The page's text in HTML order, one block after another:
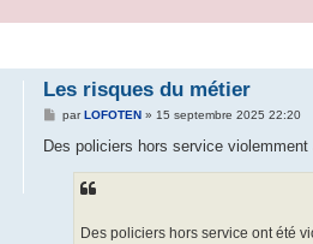
Les risques du métier
M
s
parLOFOTEN» 15 septembre 2025 22:20
Des policiers hors service
Des policiers hors service ont été